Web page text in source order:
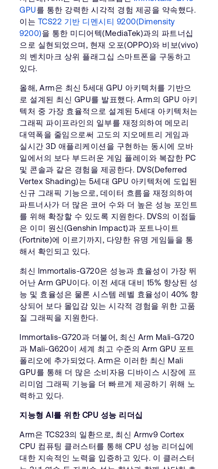
GPU를 통한 강력한 시각적 경험 제공을 약속했다.
이는 TCS22 기반 디멘시티 9200(Dimensity
9200)을 통한 미디어텍(MediaTek)과의 파트너십
으로 실현되었으며, 현재 오포(OPPO)와 비보(vivo)
의 벤치마크 상위 플래그십 스마트폰을 구동하고
있다.
올해, Arm은 최신 5세대 GPU 아키텍처를 기반으
로 설계된 최신 GPU를 발표했다. Arm의 GPU 아키
텍처 중 가장 효율적으로 설계된 5세대 아키텍처는
그래픽 파이프라인의 일부를 재정의하여 메모리
대역폭을 줄임으로써 고도의 지오메트리 게임과
실시간 3D 애플리케이션을 구현하는 동시에 모바
일에서의 보다 부드러운 게임 플레이와 복잡한 PC
및 콘솔과 같은 경험을 제공한다. DVS(Deferred
Vertex Shading)는 5세대 GPU 아키텍처에 도입된
신규 그래픽 기능으로, 데이터 흐름을 재정의하여
파트너사가 더 많은 코어 수와 더 높은 성능 포인트
를 위해 확장할 수 있도록 지원한다. DVS의 이점들
은 이미 원신(Genshin Impact)과 포트나이트
(Fortnite)에 이르기까지, 다양한 유명 게임들을 통
해서 확인되고 있다.
최신 Immortalis-G720은 성능과 효율성이 가장 뛰
어난 Arm GPU이다. 이전 세대 대비 15% 향상된 성
능 및 효율성은 물론 시스템 레벨 효율성이 40% 향
상되어 보다 몰입감 있는 시각적 경험을 위한 고품
질 그래픽을 지원한다.
Immortalis-G720과 더불어, 최신 Arm Mali-G720
과 Mali-G620이 세계 최고 수준의 Arm GPU 포트
폴리오에 추가되었다. Arm은 이러한 최신 Mali
GPU를 통해 더 많은 소비자용 디바이스 시장에 프
리미엄 그래픽 기능을 더 빠르게 제공하기 위해 노
력하고 있다.
지능형 AI를 위한 CPU 성능 리더십
Arm은 TCS23의 일환으로, 최신 Armv9 Cortex
CPU 컴퓨팅 클러스터를 통해 CPU 성능 리더십에
대한 지속적인 노력을 입증하고 있다. 이 클러스터